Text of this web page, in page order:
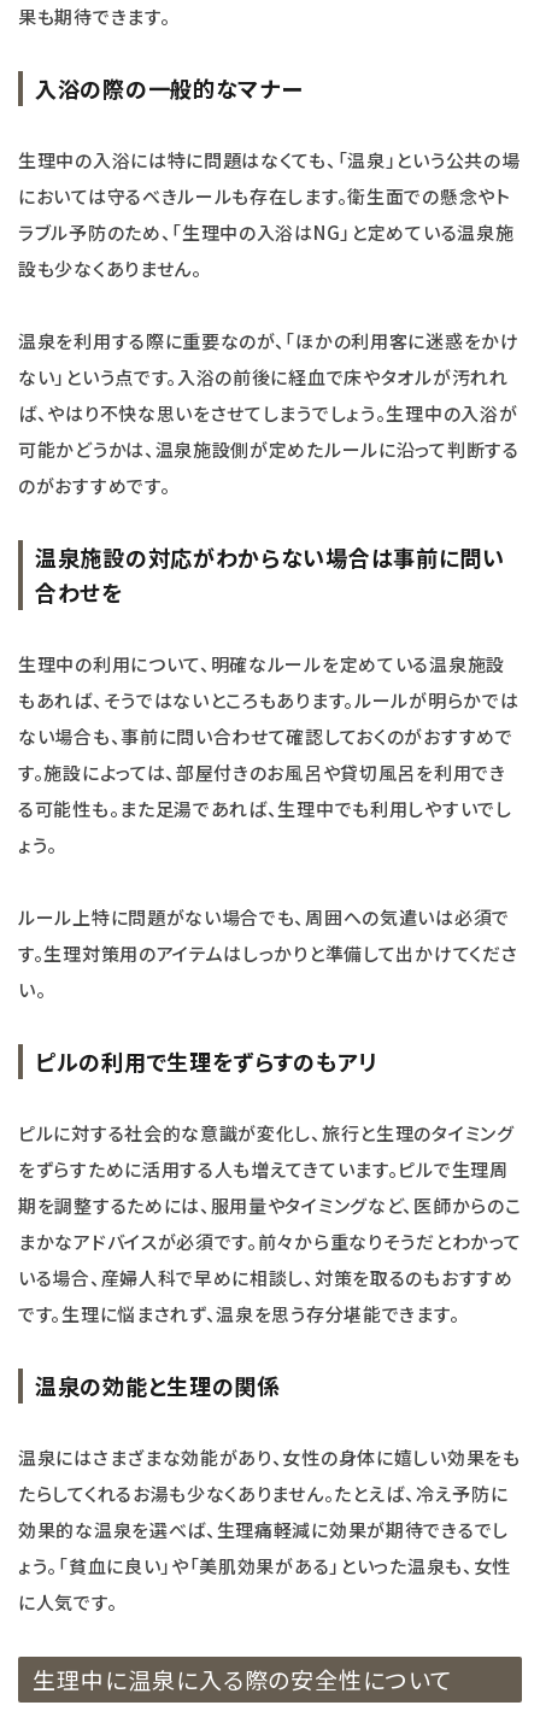
果も期待できます。
入浴の際の一般的なマナー
生理中の入浴には特に問題はなくても、「温泉」という公共の場
においては守るべきルールも存在します。衛生面での懸念やト
ラブル予防のため、「生理中の入浴はNG」と定めている温泉施
設も少なくありません。
温泉を利用する際に重要なのが、「ほかの利用客に迷惑をかけ
ない」という点です。入浴の前後に経血で床やタオルが汚れれ
ば、やはり不快な思いをさせてしまうでしょう。生理中の入浴が
可能かどうかは、温泉施設側が定めたルールに沿って判断する
のがおすすめです。
温泉施設の対応がわからない場合は事前に問い
合わせを
生理中の利用について、明確なルールを定めている温泉施設
もあれば、そうではないところもあります。ルールが明らかでは
ない場合も、事前に問い合わせて確認しておくのがおすすめで
す。施設によっては、部屋付きのお風呂や貸切風呂を利用でき
る可能性も。また足湯であれば、生理中でも利用しやすいでし
ょう。
ルール上特に問題がない場合でも、周囲への気遣いは必須で
す。生理対策用のアイテムはしっかりと準備して出かけてくださ
い。
ピルの利用で生理をずらすのもアリ
ピルに対する社会的な意識が変化し、旅行と生理のタイミング
をずらすために活用する人も増えてきています。ピルで生理周
期を調整するためには、服用量やタイミングなど、医師からのこ
まかなアドバイスが必須です。前々から重なりそうだとわかって
いる場合、産婦人科で早めに相談し、対策を取るのもおすすめ
です。生理に悩まされず、温泉を思う存分堪能できます。
温泉の効能と生理の関係
温泉にはさまざまな効能があり、女性の身体に嬉しい効果をも
たらしてくれるお湯も少なくありません。たとえば、冷え予防に
効果的な温泉を選べば、生理痛軽減に効果が期待できるでし
ょう。「貧血に良い」や「美肌効果がある」といった温泉も、女性
に人気です。
生理中に温泉に入る際の安全性について